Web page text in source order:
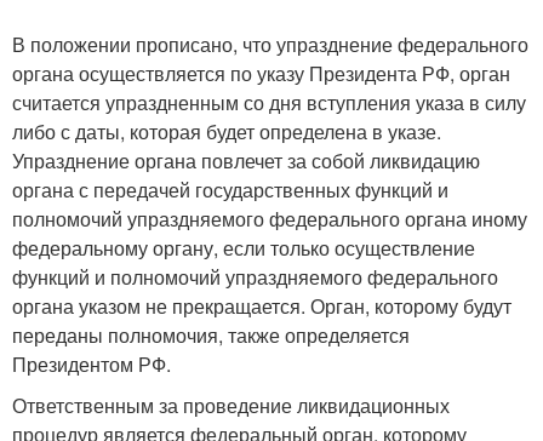
В положении прописано, что упразднение федерального
органа осуществляется по указу Президента РФ, орган
считается упраздненным со дня вступления указа в силу
либо с даты, которая будет определена в указе.
Упразднение органа повлечет за собой ликвидацию
органа с передачей государственных функций и
полномочий упраздняемого федерального органа иному
федеральному органу, если только осуществление
функций и полномочий упраздняемого федерального
органа указом не прекращается. Орган, которому будут
переданы полномочия, также определяется
Президентом РФ.
Ответственным за проведение ликвидационных
процедур является федеральный орган, которому